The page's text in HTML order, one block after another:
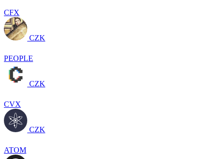
CFX
CZK
PEOPLE
CZK
CVX
CZK
ATOM